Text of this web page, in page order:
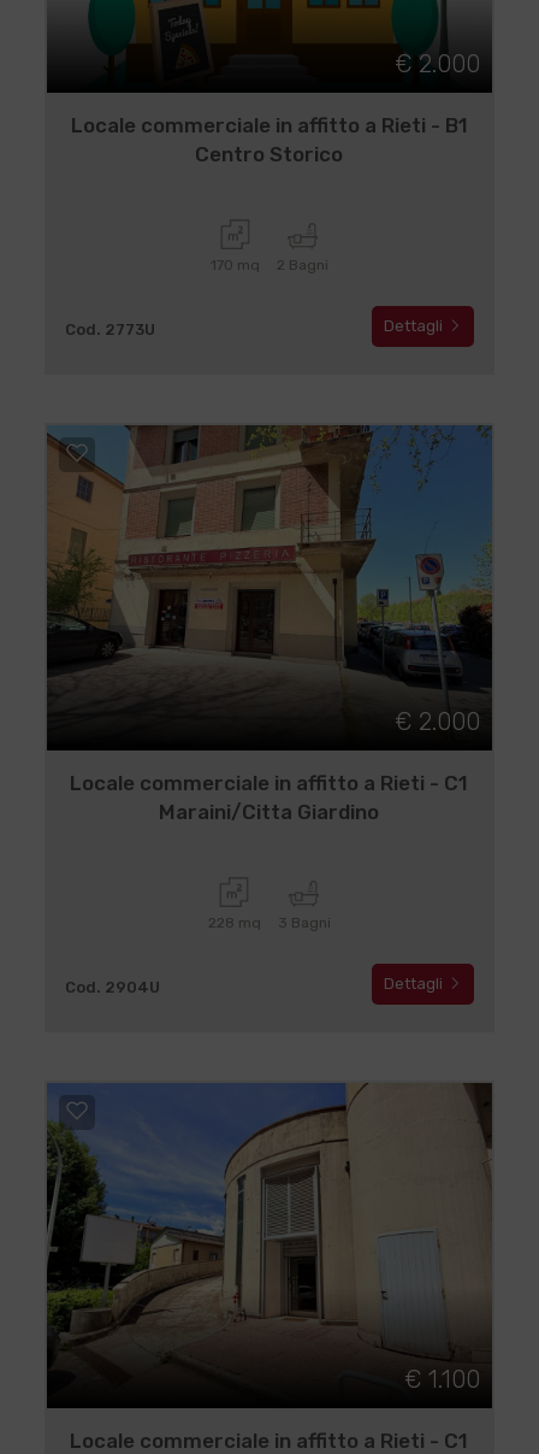
€ 2.000
Locale commerciale in affitto a Rieti - B1
Centro Storico
170 mq 2 Bagni
Cod. 2773U Dettagli
€ 2.000
Locale commerciale in affitto a Rieti - C1
Maraini/Citta Giardino
228 mq 3 Bagni
Cod. 2904U Dettagli
€ 1.100
Locale commerciale in affitto a Rieti - C1